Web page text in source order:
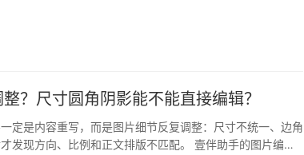
？尺寸圆角阴影能不能直接编辑？
定是内容重写，而是图片细节反复调整：尺寸不统一、边角
发现方向、比例和正文排版不匹配。 壹伴助手的图片编辑